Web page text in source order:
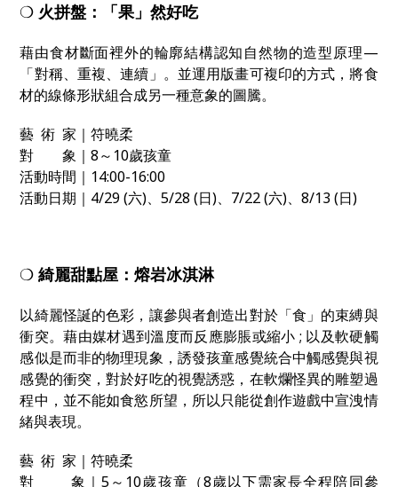
❍ 火拼盤：「果」然好吃
藉由食材斷面裡外的輪廓結構認知自然物的造型原理—
「對稱、重複、連續」。並運用版畫可複印的方式，將食
材的線條形狀組合成另一種意象的圖騰。
藝 術 家｜符曉柔
對 象｜8～10歲孩童
活動時間｜14:00-16:00
活動日期｜4/29 (六)、5/28 (日)、7/22 (六)、8/13 (日)
❍綺麗甜點屋：熔岩冰淇淋
以綺麗怪誕的色彩，讓參與者創造出對於「食」的束縛與
衝突。藉由媒材遇到溫度而反應膨脹或縮小 ; 以及軟硬觸
感似是而非的物理現象，誘發孩童感覺統合中觸感覺與視
感覺的衝突，對於好吃的視覺誘惑，在軟爛怪異的雕塑過
程中，並不能如食慾所望，所以只能從創作遊戲中宣洩情
緒與表現。
藝 術 家｜符曉柔
對 象｜5～10歲孩童（8歲以下需家長全程陪同參